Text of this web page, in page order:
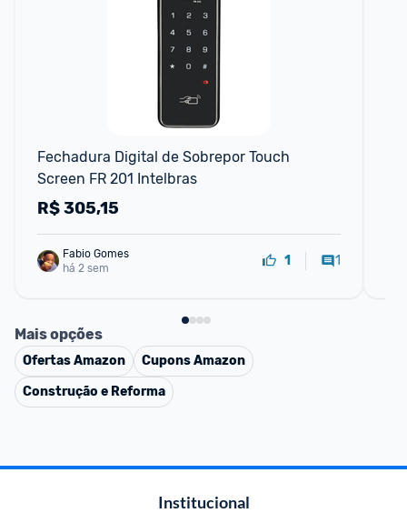
Fechadura Digital de Sobrepor Touch
Screen FR 201 Intelbras
R$305,15
Fabio Gomes
há 2 sem
1 1
Mais opções
OfertasAmazon CuponsAmazon
Construção e Reforma
Institucional